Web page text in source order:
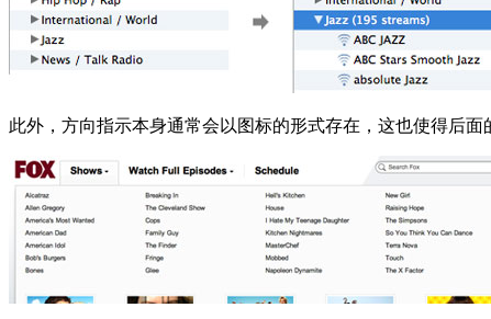
此外，方向指示本身通常会以图标的形式存在，这也使得后